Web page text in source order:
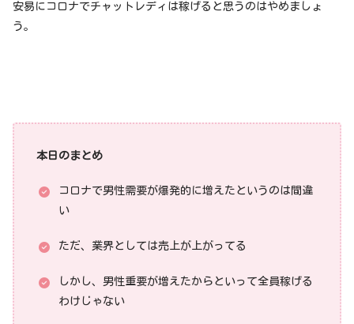
安易にコロナでチャットレディは稼げると思うのはやめましょ
う。
本日のまとめ
コロナで男性需要が爆発的に増えたというのは間違
い
ただ、業界としては売上が上がってる
しかし、男性重要が増えたからといって全員稼げる
わけじゃない